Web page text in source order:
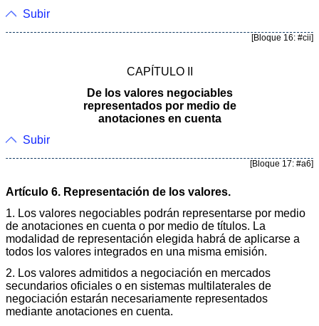
Subir
[Bloque 16: #cii]
CAPÍTULO II
De los valores negociables
representados por medio de
anotaciones en cuenta
Subir
[Bloque 17: #a6]
Artículo 6. Representación de los valores.
1. Los valores negociables podrán representarse por medio
de anotaciones en cuenta o por medio de títulos. La
modalidad de representación elegida habrá de aplicarse a
todos los valores integrados en una misma emisión.
2. Los valores admitidos a negociación en mercados
secundarios oficiales o en sistemas multilaterales de
negociación estarán necesariamente representados
mediante anotaciones en cuenta.